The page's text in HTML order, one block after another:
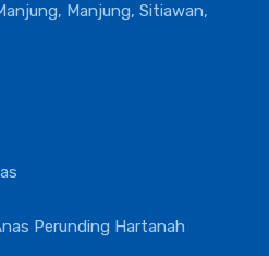
Manjung, Sitiawan,
Perunding Hartanah